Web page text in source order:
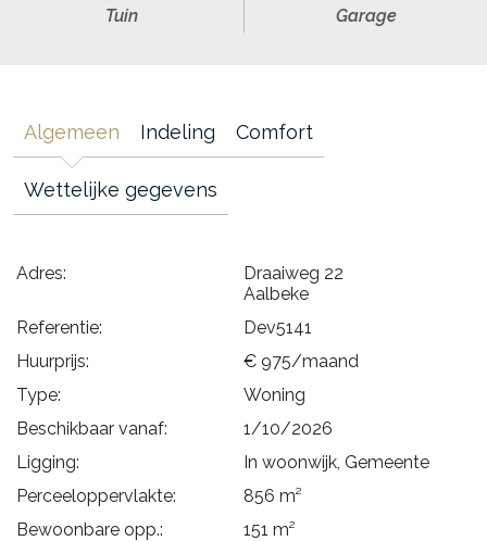
Tuin Garage
Algemeen Indeling Comfort
Wettelijke gegevens
Adres:
Draaiweg 22
Aalbeke
Referentie:
Dev5141
Huurprijs:
€ 975/maand
Type:
Woning
Beschikbaar vanaf:
1/10/2026
Ligging:
In woonwijk, Gemeente
Perceeloppervlakte:
856 m²
Bewoonbare opp.:
151 m²